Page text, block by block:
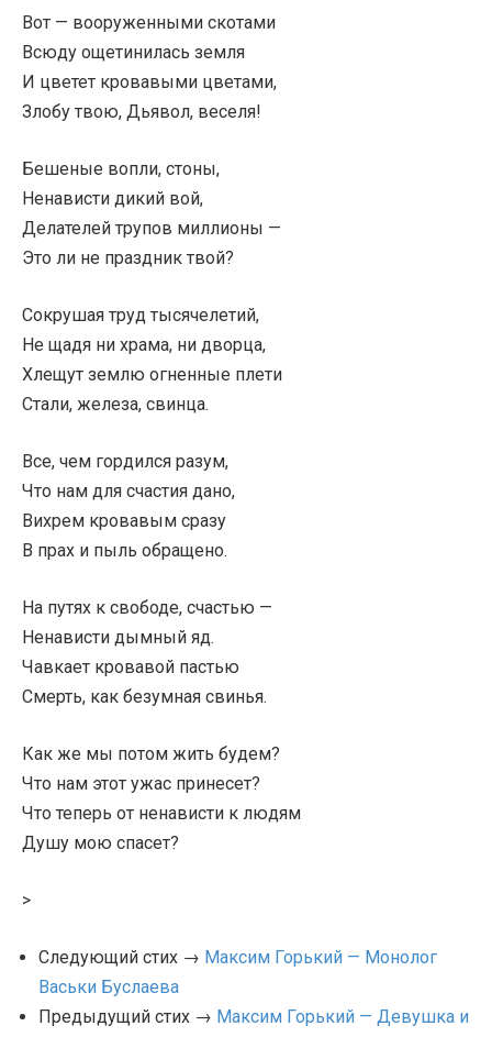
Вот — вооруженными скотами
Всюду ощетинилась земля
И цветет кровавыми цветами,
Злобу твою, Дьявол, веселя!
Бешеные вопли, стоны,
Ненависти дикий вой,
Делателей трупов миллионы —
Это ли не праздник твой?
Сокрушая труд тысячелетий,
Не щадя ни храма, ни дворца,
Хлещут землю огненные плети
Стали, железа, свинца.
Все, чем гордился разум,
Что нам для счастия дано,
Вихрем кровавым сразу
В прах и пыль обращено.
На путях к свободе, счастью —
Ненависти дымный яд.
Чавкает кровавой пастью
Смерть, как безумная свинья.
Как же мы потом жить будем?
Что нам этот ужас принесет?
Что теперь от ненависти к людям
Душу мою спасет?
>
Следующий стих → Максим Горький — Монолог
Васьки Буслаева
Предыдущий стих → Максим Горький — Девушка и